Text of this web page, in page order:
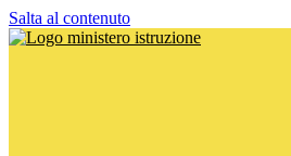
Salta al contenuto